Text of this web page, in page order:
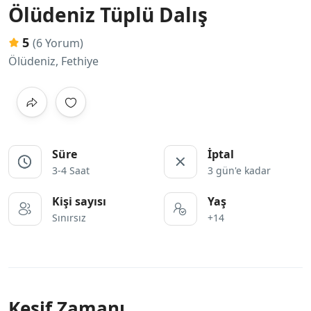
Ölüdeniz Tüplü Dalış
5 (6 Yorum)
Ölüdeniz, Fethiye
Süre
3-4 Saat
İptal
3 gün'e kadar
Kişi sayısı
Sınırsız
Yaş
+14